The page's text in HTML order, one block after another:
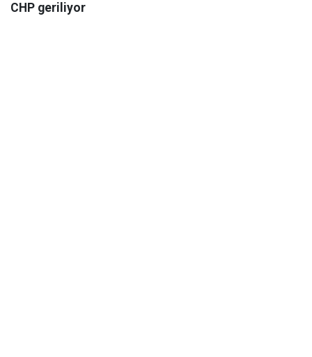
CHP geriliyor